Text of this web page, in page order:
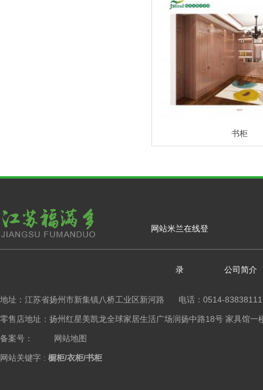
书柜
网站米兰在线登
录 公司简介
地址：江苏省扬州市新集镇八桥工业区新河路 电话：0514-
零售店地址：扬州红星美凯龙全球家居生活广场润扬中路18号 家具
备案号： 网站地图
网站关键字 : 橱柜/衣柜/书柜